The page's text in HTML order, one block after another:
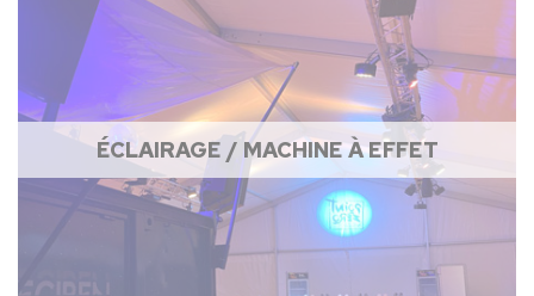
ÉCLAIRAGE / MACHINE À EFFET